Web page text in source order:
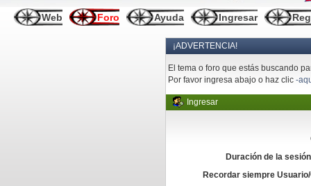
Web Foro Ayuda Ingresar
¡ADVERTENCIA!
El tema o foro que estás buscando
Por favor ingresa abajo o haz clic-
Ingresar
Duración de la
Recordar siempre